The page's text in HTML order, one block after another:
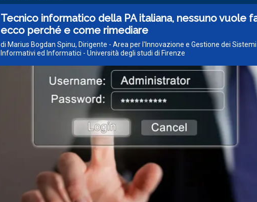
Tecnico informatico della PA italiana, nessuno vuole
ecco perché e come rimediare
di Marius Bogdan Spinu, Dirigente - Area per l'Innovazione e Gestione dei Sistemi
Informativi ed Informatici - Università degli studi di Firenze